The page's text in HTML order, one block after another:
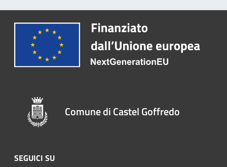
Comune di Castel Goffredo
SEGUICI SU